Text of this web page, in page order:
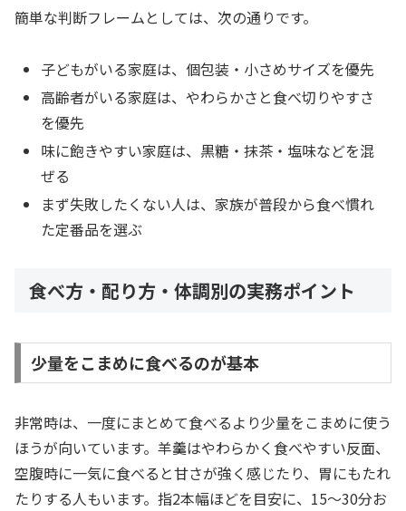
簡単な判断フレームとしては、次の通りです。
子どもがいる家庭は、個包装・小さめサイズを優先
高齢者がいる家庭は、やわらかさと食べ切りやすさ
を優先
味に飽きやすい家庭は、黒糖・抹茶・塩味などを混
ぜる
まず失敗したくない人は、家族が普段から食べ慣れ
た定番品を選ぶ
食べ方・配り方・体調別の実務ポイント
少量をこまめに食べるのが基本
非常時は、一度にまとめて食べるより少量をこまめに使う
ほうが向いています。羊羹はやわらかく食べやすい反面、
空腹時に一気に食べると甘さが強く感じたり、胃にもたれ
たりする人もいます。指2本幅ほどを目安に、15〜30分お